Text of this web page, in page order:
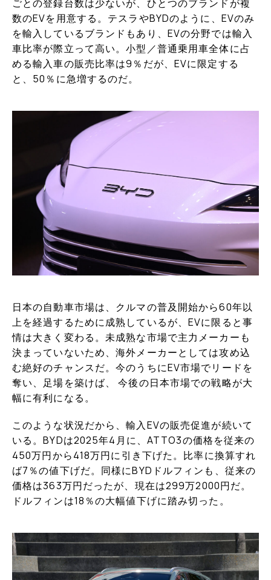
ごとの登録台数は少ないが、ひとつのブランドが複
数のEVを用意する。テスラやBYDのように、EVのみ
を輸入しているブランドもあり、EVの分野では輸入
車比率が際立って高い。小型／普通乗用車全体に占
める輸入車の販売比率は9％だが、EVに限定する
と、50％に急増するのだ。
日本の自動車市場は、クルマの普及開始から60年以
上を経過するために成熟しているが、EVに限ると事
情は大きく変わる。未成熟な市場で主力メーカーも
決まっていないため、海外メーカーとしては攻め込
む絶好のチャンスだ。今のうちにEV市場でリードを
奪い、足場を築けば、 今後の日本市場での戦略が大
幅に有利になる。
このような状況だから、輸入EVの販売促進が続いて
いる。BYDは2025年4月に、ATTO3の価格を従来の
450万円から418万円に引き下げた。比率に換算すれ
ば7％の値下げだ。同様にBYDドルフィンも、従来の
価格は363万円だったが、現在は299万2000円だ。
ドルフィンは18％の大幅値下げに踏み切った。